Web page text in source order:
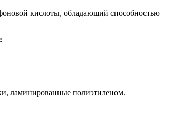
кислоты, обладающий способностью
ламинированные полиэтиленом.